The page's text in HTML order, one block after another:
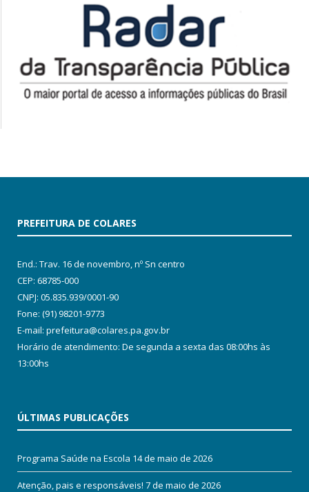
PREFEITURA DE COLARES
End.: Trav. 16 de novembro, nº Sn centro
CEP: 68785-000
CNPJ: 05.835.939/0001-90
Fone: (91) 98201-9773
E-mail: prefeitura@colares.pa.gov.br
Horário de atendimento: De segunda a sexta das 08:00hs às
13:00hs
ÚLTIMAS PUBLICAÇÕES
Programa Saúde na Escola 14 de maio de 2026
Atenção, pais e responsáveis! 7 de maio de 2026